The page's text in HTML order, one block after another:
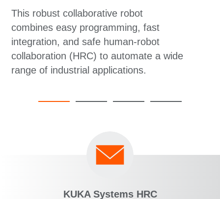
This robust collaborative robot
combines easy programming, fast
integration, and safe human-robot
collaboration (HRC) to automate a wide
range of industrial applications.
KUKA Systems HRC